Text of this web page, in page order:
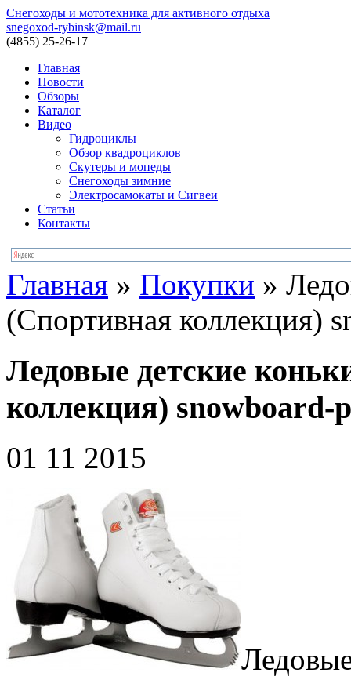
Снегоходы и мототехника для активного отдыха
snegoxod-rybinsk@mail.ru
(4855) 25-26-17
Главная
Новости
Обзоры
Каталог
Видео
Гидроциклы
Обзор квадроциклов
Скутеры и мопеды
Снегоходы зимние
Электросамокаты и Сигвеи
Статьи
Контакты
Главная » Покупки »
(Спортивная коллекция)
Ледовые детские
коллекция) snowboard-
01 11 2015